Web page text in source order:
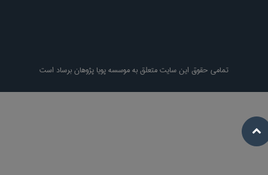
تمامی حقوق این سایت متعلق به موسسه پویا پژوهان برساد است